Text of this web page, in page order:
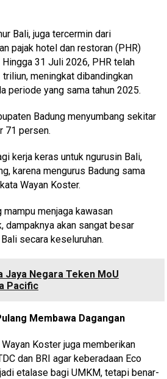
Bali, juga tercermin dari
pajak hotel dan restoran (PHR)
31 Juli 2026, PHR telah
meningkat dibandingkan
periode yang sama tahun 2025.
Badung menyumbang sekitar
71 persen.
kerja keras untuk ngurusin Bali,
karena mengurus Badung sama
Wayan Koster.
menjaga kawasan
dampaknya akan sangat besar
secara keseluruhan.
Jaya Negara Teken MoU
Pacific
Membawa Dagangan
Koster juga memberikan
dan BRI agar keberadaan Eco
etalase bagi UMKM, tetapi benar-